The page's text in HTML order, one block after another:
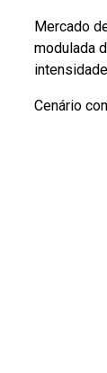
Mercado
modulada
Cenário